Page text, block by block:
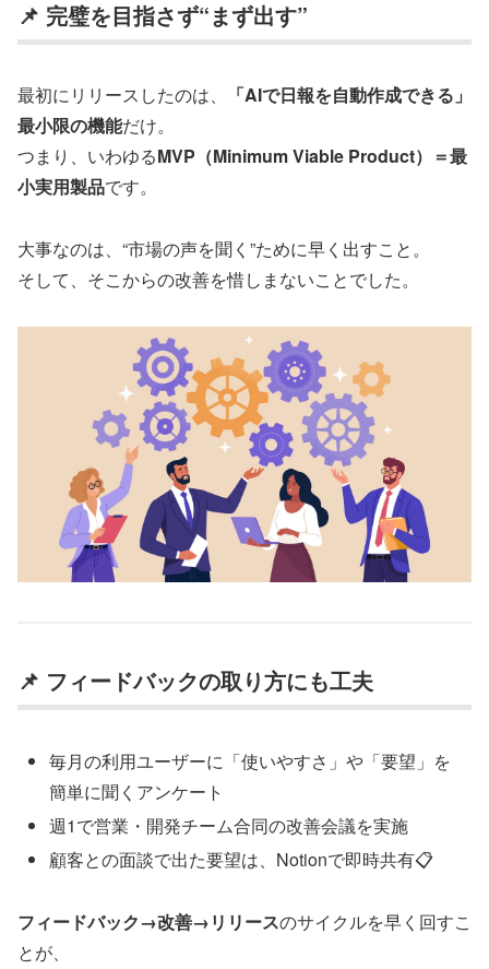
📌 完璧を目指さず“まず出す”
最初にリリースしたのは、
「AIで日報を自動作成できる」
最小限の機能だけ。
つまり、いわゆるMVP（Minimum Viable Product）＝最
小実用製品です。
大事なのは、“市場の声を聞く”ために早く出すこと。
そして、そこからの改善を惜しまないことでした。
📌 フィードバックの取り方にも工夫
毎月の利用ユーザーに「使いやすさ」や「要望」を
簡単に聞くアンケート
週1で営業・開発チーム合同の改善会議を実施
顧客との面談で出た要望は、Notionで即時共有📋
フィードバック→改善→リリースのサイクルを早く回すこ
とが、